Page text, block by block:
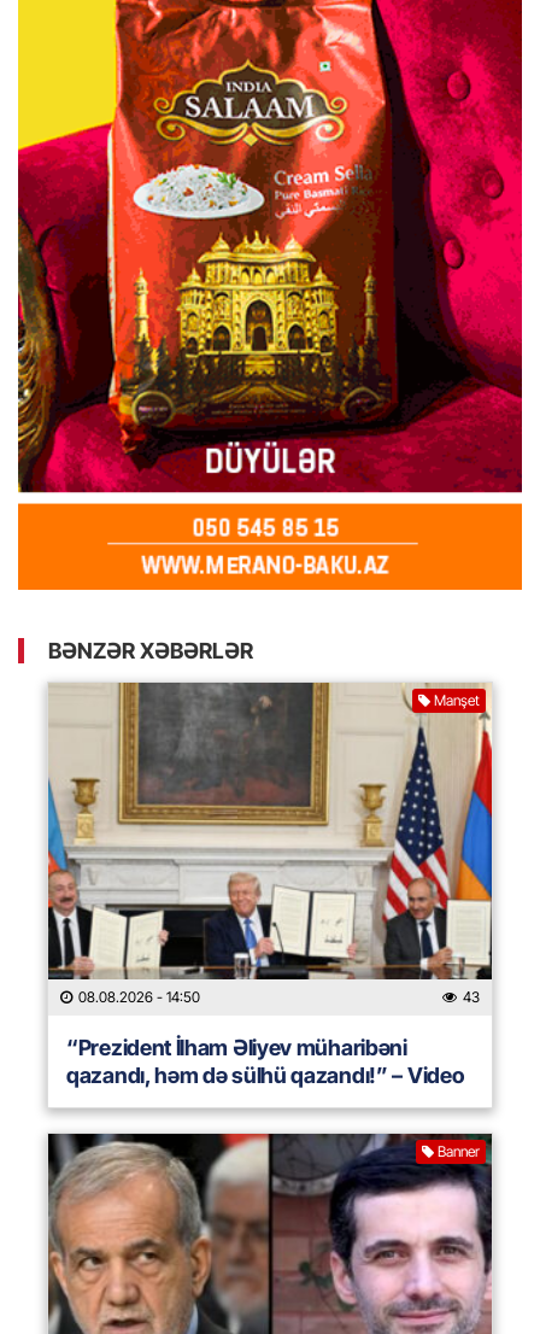
BƏNZƏR XƏBƏRLƏR
Manşet
08.08.2026 - 14:50 43
“Prezident İlham Əliyev müharibəni
qazandı, həm də sülhü qazandı!” – Video
Banner